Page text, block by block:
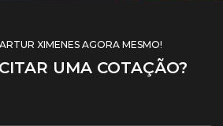
XIMENES AGORA MESMO!
UMA COTAÇÃO?